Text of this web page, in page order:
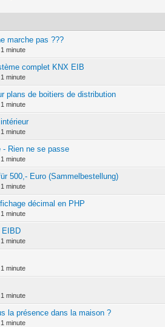
marche pas ???
minute
sur 5 en moyenne
1 2345
complet KNX EIB
minute
0 sur 5 en moyenne
12345
plans de boitiers de distribution
minute
sur 5 en moyenne
1 23 45
minute
sur 5 en moyenne
1
- Rien ne se passe
minute
sur 5 en moyenne
1 23 45
500,- Euro (Sammelbestellung)
minute
0 sur 5 en moyenne
1 2345
décimal en PHP
minute
sur 5 en moyenne
1 2345
EIBD
minute
sur 5 en moyenne
minute
minute
la présence dans la maison ?
minute
sur 5 en moyenne
123 45